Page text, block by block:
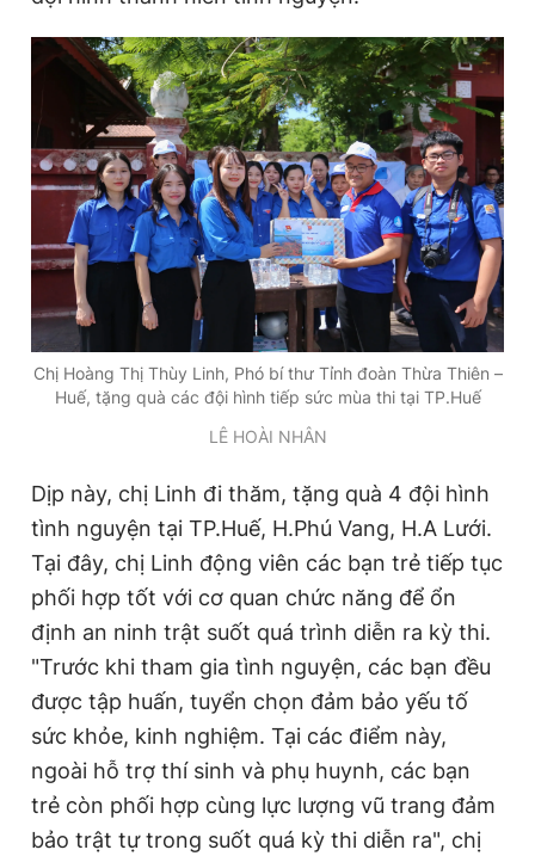
Chị Hoàng Thị Thùy Linh, Phó bí thư Tỉnh đoàn Thừa Thiên –
Huế, tặng quà các đội hình tiếp sức mùa thi tại TP.Huế
LÊ HOÀI NHÂN
Dịp này, chị Linh đi thăm, tặng quà 4 đội hình
tình nguyện tại TP.Huế, H.Phú Vang, H.A Lưới.
Tại đây, chị Linh động viên các bạn trẻ tiếp tục
phối hợp tốt với cơ quan chức năng để ổn
định an ninh trật suốt quá trình diễn ra kỳ thi.
"Trước khi tham gia tình nguyện, các bạn đều
được tập huấn, tuyển chọn đảm bảo yếu tố
sức khỏe, kinh nghiệm. Tại các điểm này,
ngoài hỗ trợ thí sinh và phụ huynh, các bạn
trẻ còn phối hợp cùng lực lượng vũ trang đảm
bảo trật tự trong suốt quá kỳ thi diễn ra", chị